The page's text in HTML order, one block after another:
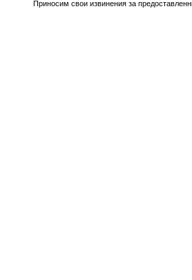
Приносим свои извинения за